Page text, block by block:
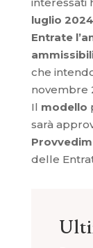
luglio 2024
Entrate
che
novembre
Il modello
sarà
delle